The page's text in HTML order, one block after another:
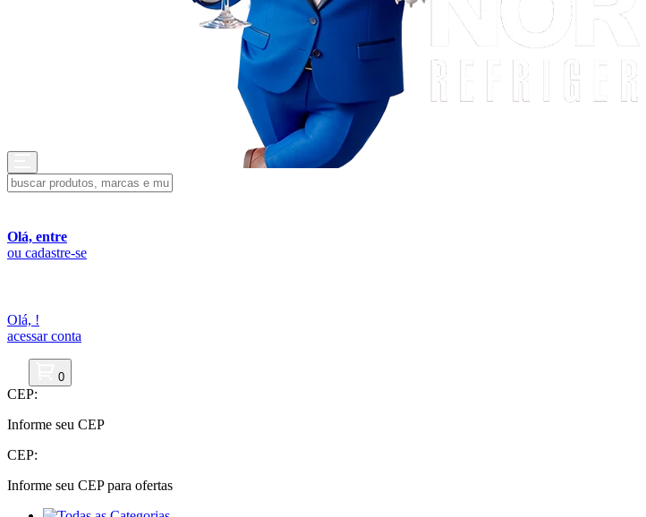
Olá, entre
ou cadastre-se
Olá, !
acessar conta
0
CEP:
Informe seu CEP
CEP:
Informe seu CEP para ofertas